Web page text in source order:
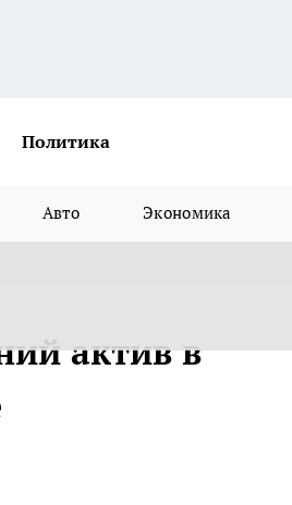
Политика
Авто Экономика
актив в